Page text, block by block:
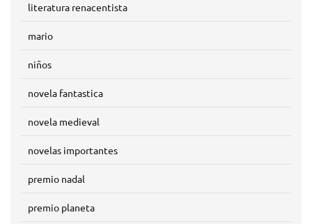
literatura renacentista
mario
niños
novela fantastica
novela medieval
novelas importantes
premio nadal
premio planeta